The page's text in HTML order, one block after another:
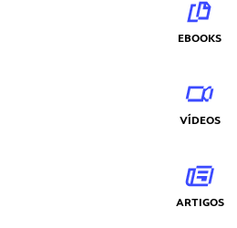
EBOOKS
VÍDEOS
ARTIGOS